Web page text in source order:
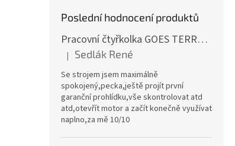
Poslední hodnocení produktů
Pracovní čtyřkolka GOES TERROX 400 T3B
Hodnocení produktu je 5 z 5 hvězdiček.
| Sedlák René
Se strojem jsem maximálně
spokojený,pecka,ještě projít první
garanční prohlídku,vše skontrolovat atd
atd,otevřít motor a začít konečně využívat
naplno,za mě 10/10